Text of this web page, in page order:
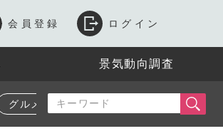
会員登録 ログイン
景気動向調査
グルメ